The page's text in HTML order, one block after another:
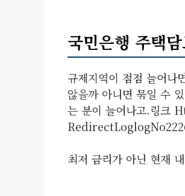
국민은행 주택
규제지역이 점점 늘어나
않을까 아니면 묶일 수
는 분이 늘어나고.링
최저 금리가 아닌 현재